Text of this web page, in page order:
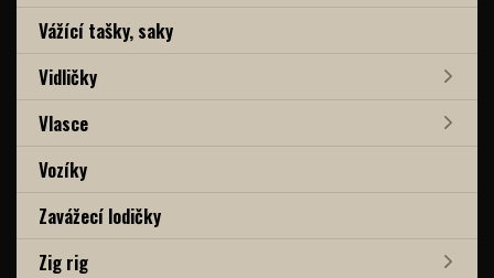
Vážící tašky, saky
Vidličky
Vlasce
Vozíky
Zavážecí lodičky
Zig rig